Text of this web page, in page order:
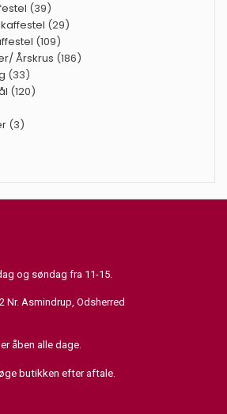
(39)
(29)
(109)
Årskrus (186)
(33)
(120)
(3)
og søndag fra 11-15.
Nr. Asmindrup, Odsherred
åben alle dage.
butikken efter aftale.